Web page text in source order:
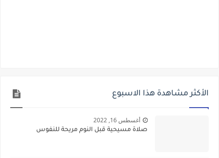
الأكثر مشاهدة هذا الاسبوع
أغسطس 16, 2022
صلاة مسيحية قبل النوم مريحة للنفوس